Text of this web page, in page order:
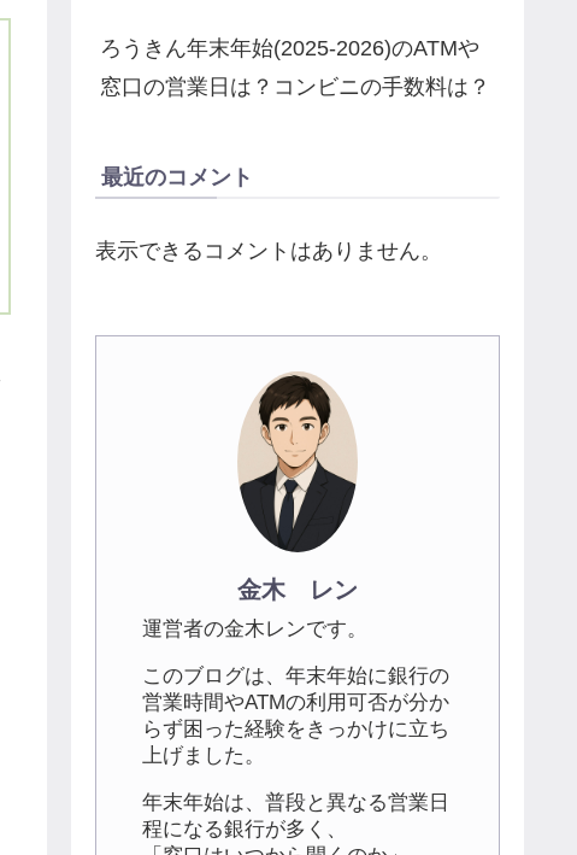
ろうきん年末年始(2025-2026)のATMや
窓口の営業日は？コンビニの手数料は？
最近のコメント
表示できるコメントはありません。
金木 レン
運営者の金木レンです。
このブログは、年末年始に銀行の
営業時間やATMの利用可否が分か
らず困った経験をきっかけに立ち
上げました。
年末年始は、普段と異なる営業日
程になる銀行が多く、